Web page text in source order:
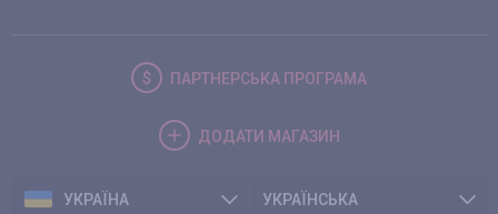
ПАРТНЕРСЬКА ПРОГРАМА
ДОДАТИ МАГАЗИН
УКРАЇНА УКРАЇНСЬКА